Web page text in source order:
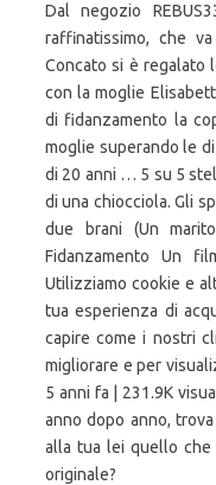
Dal negozio
raffinatissimo, che
Concato si è regalato
con la moglie
di fidanzamento la
moglie superando le
di 20 anni … 5 su 5
di una chiocciola. Gli
due brani (Un
Fidanzamento Un
Utilizziamo cookie e
tua esperienza di
capire come i nostri
migliorare e per
5 anni fa | 231.9K
anno dopo anno,
alla tua lei quello che
originale?